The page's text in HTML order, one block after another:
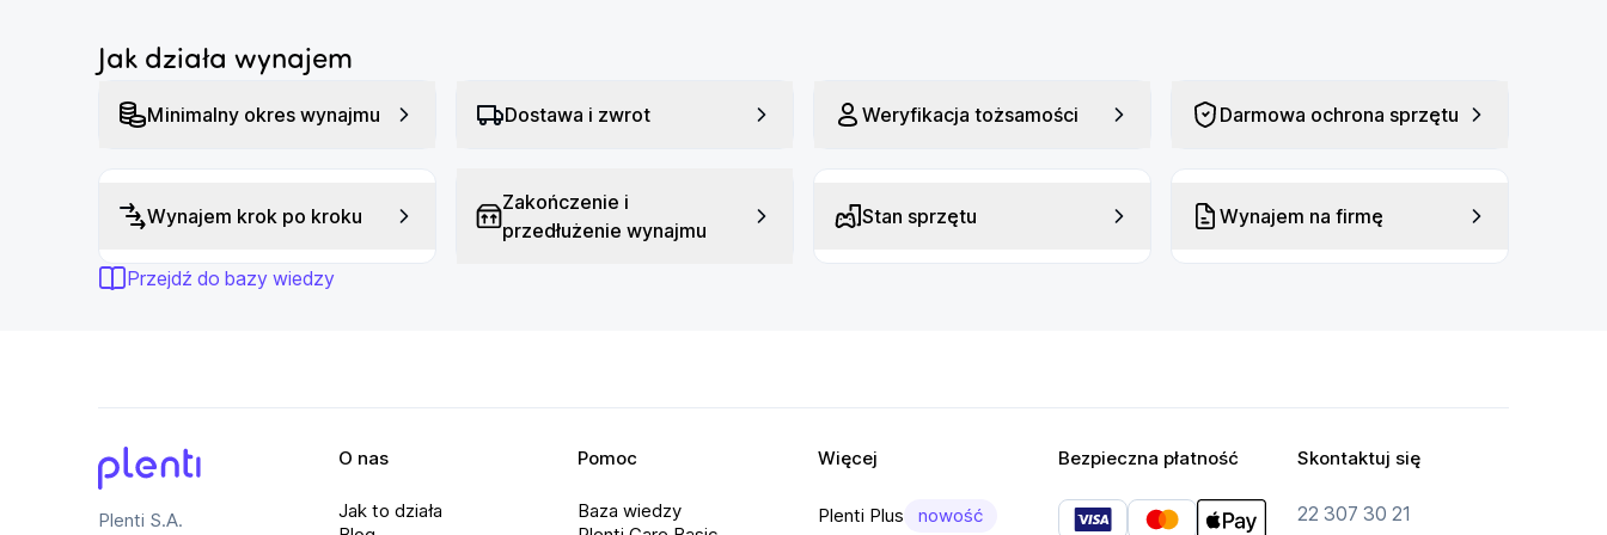
Jak działa wynajem
Minimalny okres wynajmu Dostawa i zwrot Weryfikacja tożsamości Darmowa ochrona sprzętu
Wynajem krok po kroku
Zakończenie i
przedłużenie wynajmu
Stan sprzętu Wynajem na firmę
Przejdź do bazy wiedzy
Plenti S.A.
O nas
Jak to działa
Pomoc
Baza wiedzy
Więcej
Plenti Plus
nowość
Bezpieczna płatność Skontaktuj się
22 307 30 21